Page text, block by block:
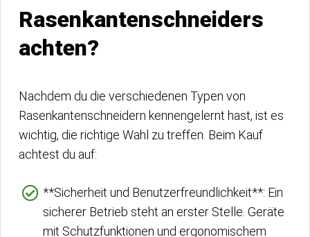
Rasenkantenschneiders
achten?
Nachdem du die verschiedenen Typen von
Rasenkantenschneidern kennengelernt hast, ist es
wichtig, die richtige Wahl zu treffen. Beim Kauf
achtest du auf:
**Sicherheit und Benutzerfreundlichkeit**: Ein
sicherer Betrieb steht an erster Stelle. Geräte
mit Schutzfunktionen und ergonomischem